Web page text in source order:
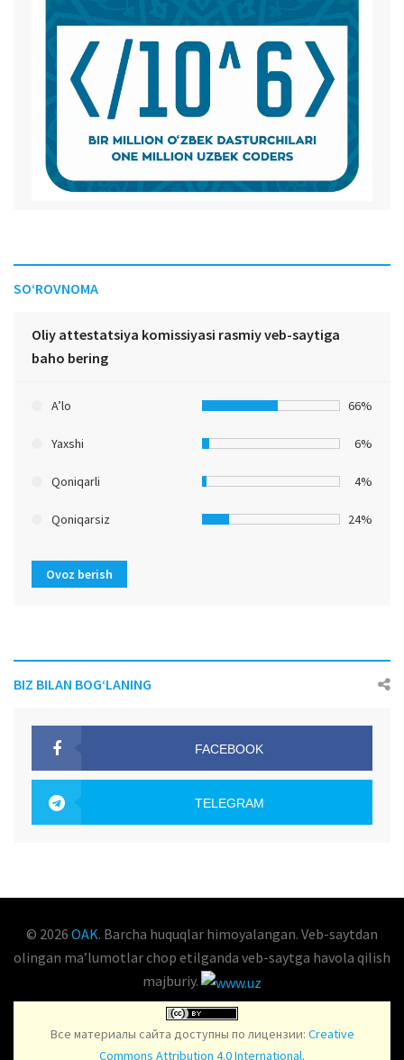
SO‘ROVNOMA
Oliy attestatsiya komissiyasi rasmiy veb-saytiga
baho bering
A’lo 66%
Yaxshi 6%
Qoniqarli 4%
Qoniqarsiz 24%
Ovoz berish
BIZ BILAN BOG‘LANING
FACEBOOK
TELEGRAM
© 2026 OAK. Barcha huquqlar himoyalangan. Veb-saytdan
olingan maʼlumotlar chop etilganda veb-saytga havola qilish
majburiy.
Все материалы сайта доступны по лицензии: Creative
Commons Attribution 4.0 International.